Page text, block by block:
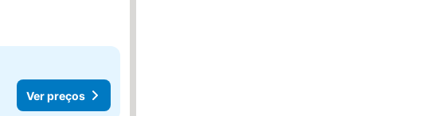
Ver preços